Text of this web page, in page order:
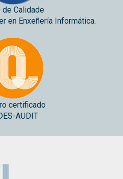
de Calidade
en Enxeñería Informática.
certificado
AUDIT